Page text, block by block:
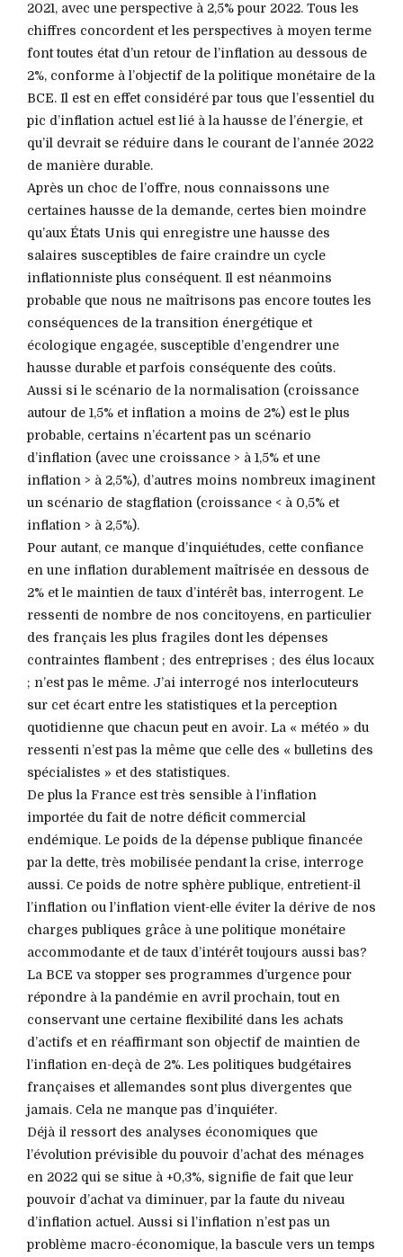
2021, avec une perspective à 2,5% pour 2022. Tous les
chiffres concordent et les perspectives à moyen terme
font toutes état d’un retour de l’inflation au dessous de
2%, conforme à l’objectif de la politique monétaire de la
BCE. Il est en effet considéré par tous que l’essentiel du
pic d’inflation actuel est lié à la hausse de l’énergie, et
qu’il devrait se réduire dans le courant de l’année 2022
de manière durable.
Après un choc de l’offre, nous connaissons une
certaines hausse de la demande, certes bien moindre
qu’aux États Unis qui enregistre une hausse des
salaires susceptibles de faire craindre un cycle
inflationniste plus conséquent. Il est néanmoins
probable que nous ne maîtrisons pas encore toutes les
conséquences de la transition énergétique et
écologique engagée, susceptible d’engendrer une
hausse durable et parfois conséquente des coûts.
Aussi si le scénario de la normalisation (croissance
autour de 1,5% et inflation a moins de 2%) est le plus
probable, certains n’écartent pas un scénario
d’inflation (avec une croissance > à 1,5% et une
inflation > à 2,5%), d’autres moins nombreux imaginent
un scénario de stagflation (croissance < à 0,5% et
inflation > à 2,5%).
Pour autant, ce manque d’inquiétudes, cette confiance
en une inflation durablement maîtrisée en dessous de
2% et le maintien de taux d’intérêt bas, interrogent. Le
ressenti de nombre de nos concitoyens, en particulier
des français les plus fragiles dont les dépenses
contraintes flambent ; des entreprises ; des élus locaux
; n’est pas le même. J’ai interrogé nos interlocuteurs
sur cet écart entre les statistiques et la perception
quotidienne que chacun peut en avoir. La « météo » du
ressenti n’est pas la même que celle des « bulletins des
spécialistes » et des statistiques.
De plus la France est très sensible à l’inflation
importée du fait de notre déficit commercial
endémique. Le poids de la dépense publique financée
par la dette, très mobilisée pendant la crise, interroge
aussi. Ce poids de notre sphère publique, entretient-il
l’inflation ou l’inflation vient-elle éviter la dérive de nos
charges publiques grâce à une politique monétaire
accommodante et de taux d’intérêt toujours aussi bas?
La BCE va stopper ses programmes d’urgence pour
répondre à la pandémie en avril prochain, tout en
conservant une certaine flexibilité dans les achats
d’actifs et en réaffirmant son objectif de maintien de
l’inflation en-deçà de 2%. Les politiques budgétaires
françaises et allemandes sont plus divergentes que
jamais. Cela ne manque pas d’inquiéter.
Déjà il ressort des analyses économiques que
l’évolution prévisible du pouvoir d’achat des ménages
en 2022 qui se situe à +0,3%, signifie de fait que leur
pouvoir d’achat va diminuer, par la faute du niveau
d’inflation actuel. Aussi si l’inflation n’est pas un
problème macro-économique, la bascule vers un temps